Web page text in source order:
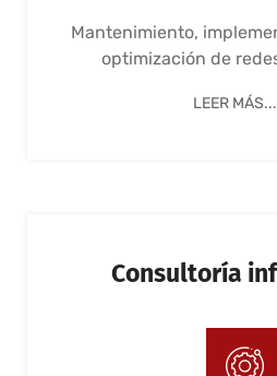
Mantenimiento,
optimización de
LEER MÁS...
Consultoría